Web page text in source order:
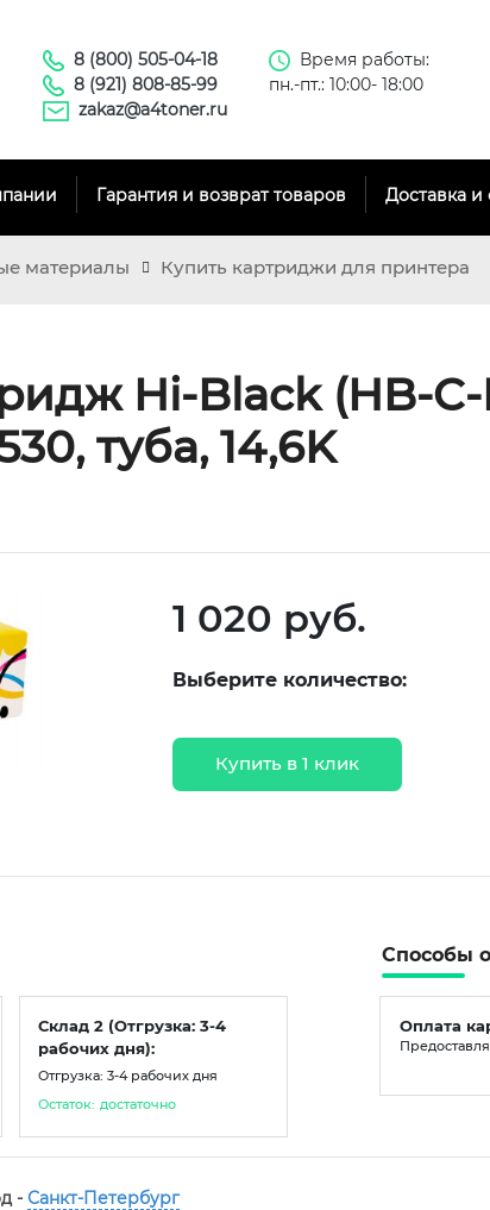
8 (800) 505-04-18
8 (921) 808-85-99
zakaz@a4toner.ru
Время работы:
пн.-пт.: 10:00- 18:00
Гарантия и возврат товаров Доставка и
материалы Купить картриджи для принтера
Hi-Black (HB-C-
туба, 14,6K
1 020 руб.
Выберите количество:
Купить в 1 клик
Склад 2 (Отгрузка: 3-4
рабочих дня):
Отгрузка: 3-4 рабочих дня
Остаток: достаточно
Способы
Оплата
- Санкт-Петербург